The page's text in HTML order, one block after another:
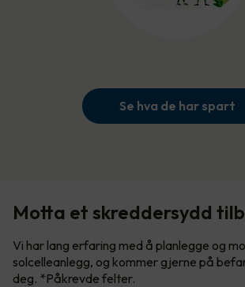
Se hva de har spart
Motta et skreddersydd
Vi har lang erfaring med å planlegge og
solcelleanlegg, og kommer gjerne på
deg. *Påkrevde felter.